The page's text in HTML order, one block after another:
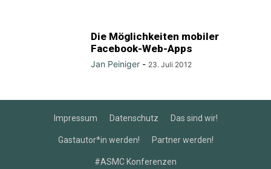
Die Möglichkeiten mobiler
Facebook-Web-Apps
Jan Peiniger - 23. Juli 2012
Impressum Datenschutz Das sind wir!
Gastautor*in werden! Partner werden!
#ASMC Konferenzen